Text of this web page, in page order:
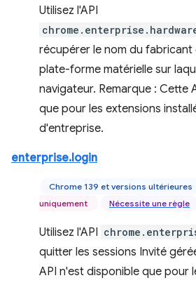
Utilisez l'API
récupérer le nom du fabricant
plate-forme matérielle sur
navigateur. Remarque : Cette
que pour les extensions
d'entreprise.
enterprise.login
Chrome 139 et versions ultérieures
uniquement
Nécessite une règle
Utilisez l'API
quitter les sessions Invité
API n'est disponible que pour